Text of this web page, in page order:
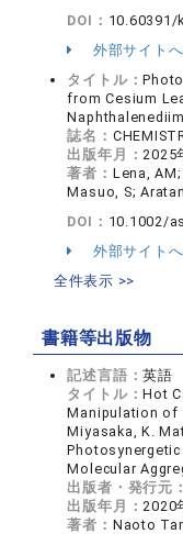
DOI： 10.60391/
外部サイト
タイトル：
from Cesium
誌名：
出版年月： 2025
著者： Lena,
Masuo, S;
DOI： 10.1002/
外部サイト
全件表示 >>
書籍等出版物
記述言語：英語
タイトル：Hot
Manipulation of
Miyasaka, K.
Molecular
出版者・発行元：
出版年月： 2020
著者： Naoto